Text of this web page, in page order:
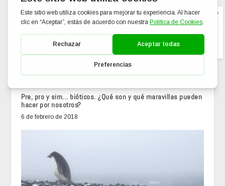
Pre, pro y sim… bióticos. ¿Qué son y qué maravillas pueden
hacer por nosotros?
6 de febrero de 2018